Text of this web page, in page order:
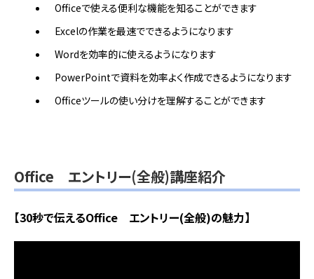
Officeで使える便利な機能を知ることができます
Excelの作業を最速でできるようになります
Wordを効率的に使えるようになります
PowerPointで資料を効率よく作成できるようになります
Officeツールの使い分けを理解することができます
Office エントリー(全般)講座紹介
【30秒で伝えるOffice エントリー(全般)の魅力】